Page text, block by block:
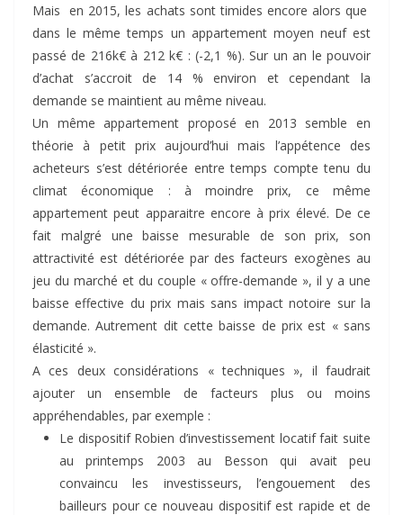
Mais en 2015, les achats sont timides encore alors que
dans le même temps un appartement moyen neuf est
passé de 216k€ à 212 k€ : (-2,1 %). Sur un an le pouvoir
d’achat s’accroit de 14 % environ et cependant la
demande se maintient au même niveau.
Un même appartement proposé en 2013 semble en
théorie à petit prix aujourd’hui mais l’appétence des
acheteurs s’est détériorée entre temps compte tenu du
climat économique : à moindre prix, ce même
appartement peut apparaitre encore à prix élevé. De ce
fait malgré une baisse mesurable de son prix, son
attractivité est détériorée par des facteurs exogènes au
jeu du marché et du couple « offre-demande », il y a une
baisse effective du prix mais sans impact notoire sur la
demande. Autrement dit cette baisse de prix est « sans
élasticité ».
A ces deux considérations « techniques », il faudrait
ajouter un ensemble de facteurs plus ou moins
appréhendables, par exemple :
Le dispositif Robien d’investissement locatif fait suite
au printemps 2003 au Besson qui avait peu
convaincu les investisseurs, l’engouement des
bailleurs pour ce nouveau dispositif est rapide et de